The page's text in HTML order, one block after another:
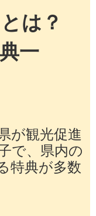
は？
一
が観光促進
で、県内の
特典が多数